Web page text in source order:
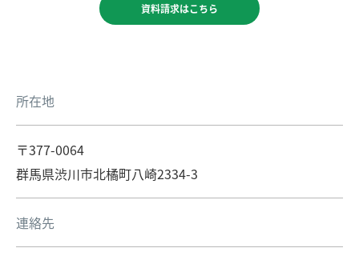
資料請求はこちら
所在地
〒377-0064
群馬県渋川市北橘町八崎2334-3
連絡先